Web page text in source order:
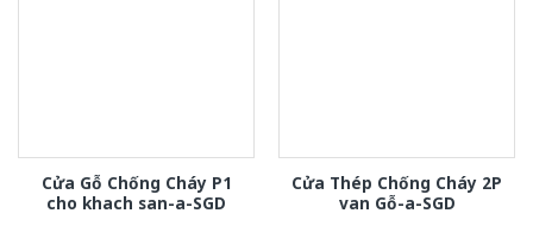
Cửa Gỗ Chống Cháy P1
cho khach san-a-SGD
Cửa Thép Chống Cháy 2P
van Gỗ-a-SGD